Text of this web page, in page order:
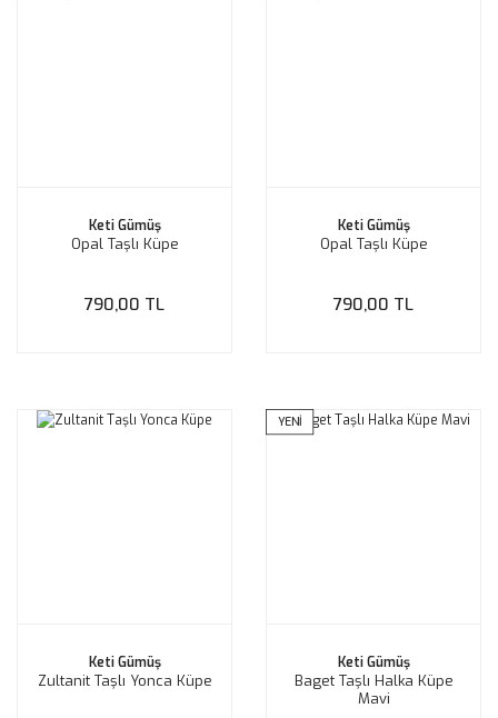
Keti Gümüş
Opal Taşlı Küpe
790,00 TL
Keti Gümüş
Opal Taşlı Küpe
790,00 TL
Keti Gümüş
Zultanit Taşlı Yonca Küpe
YENİ
Keti Gümüş
Baget Taşlı Halka Küpe
Mavi